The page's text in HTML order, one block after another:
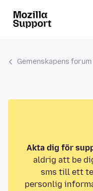
Gemenskapens forum
Akta dig för
aldrig att be
sms till ett
personlig